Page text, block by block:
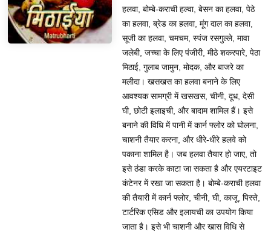
हलवा, बोम्बे-कराची हल्वा, बेसन का हलवा, पेठे
का हलवा, ब्रेड का हलवा, मूंग दाल का हलवा,
सूजी का हलवा, चमचम, स्पंज रसगुल्ले, मावा
जलेबी, जच्चा के लिए पंजीरी, मीठे शकरपारे, पेठा
मिठाई, गुलाब जामुन, मोदक, और बाजरे का
मलीदा। खसखस का हलवा बनाने के लिए
आवश्यक सामग्री में खसखस, चीनी, दूध, देसी
घी, छोटी इलाइची, और बादाम शामिल हैं। इसे
बनाने की विधि में पानी में कार्न फ्लोर को घोलना,
चाशनी तैयार करना, और धीरे-धीरे हलवे को
पकाना शामिल है। जब हलवा तैयार हो जाए, तो
इसे ठंडा करके काटा जा सकता है और एयरटाइट
कंटेनर में रखा जा सकता है। बोम्बे-कराची हलवा
की तैयारी में कार्न फ्लोर, चीनी, घी, काजू, पिस्ते,
टार्टरिक एसिड और इलायची का उपयोग किया
जाता है। इसे भी चाशनी और खास विधि से